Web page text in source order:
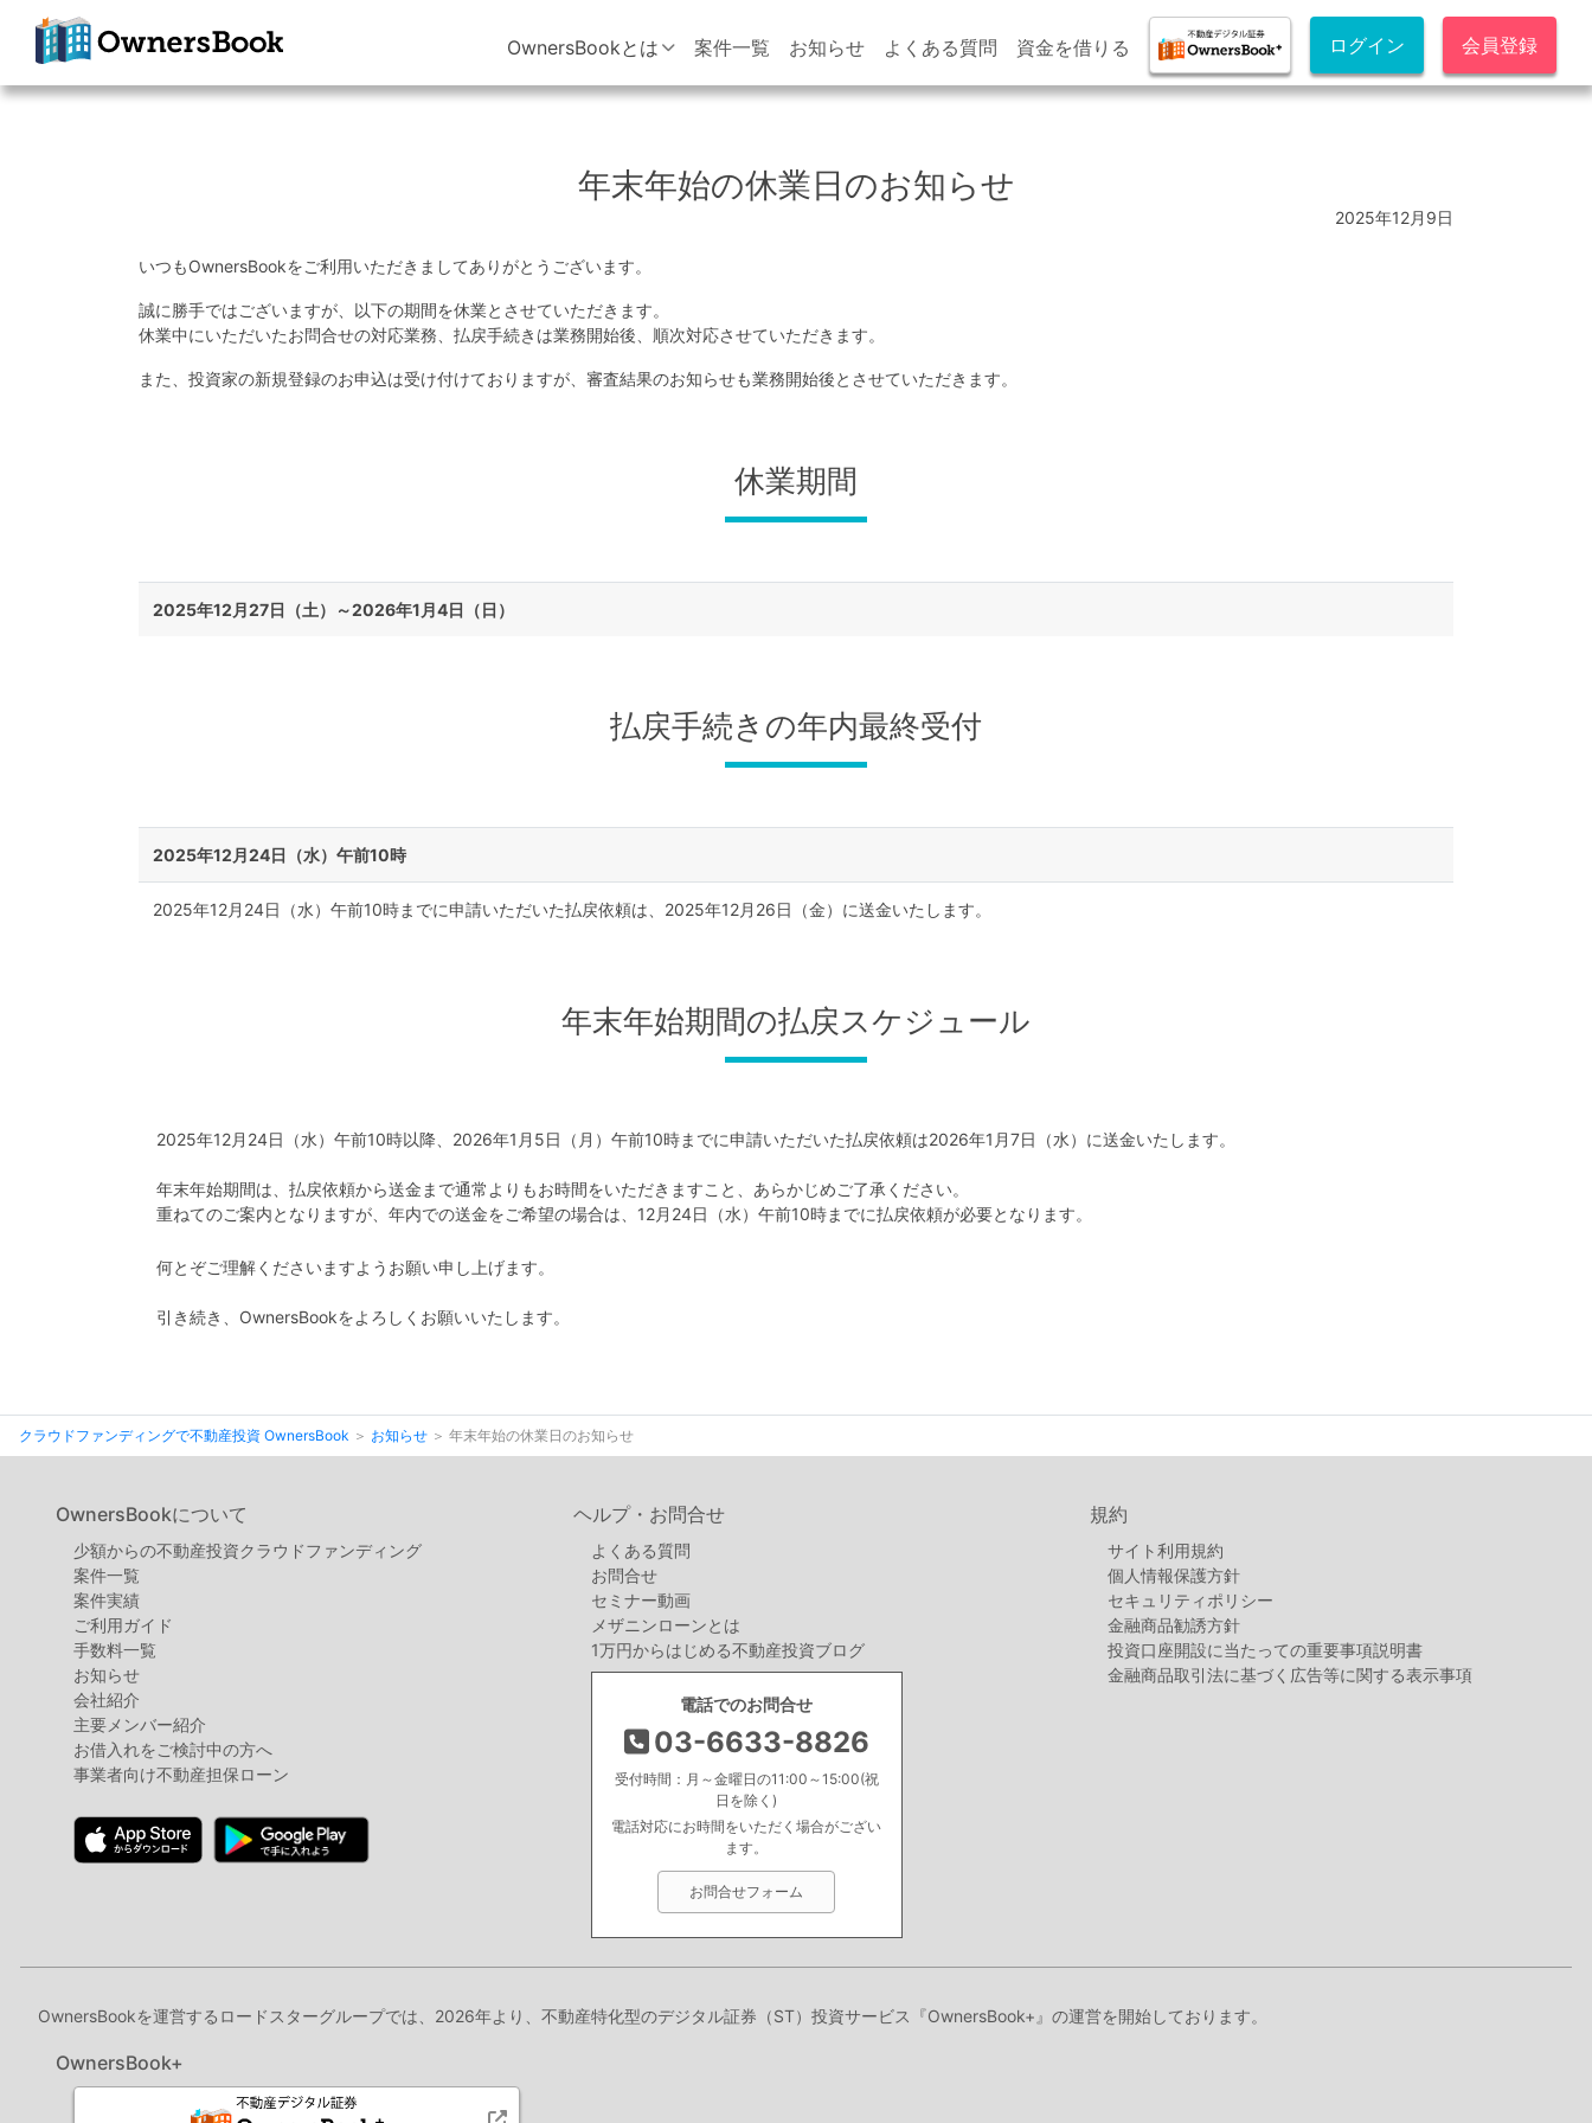
クラウドファン
OwnersBookとは 案件一覧 お知らせ よくある質問 資金を借りる ログイン 会員登録
年末年始の休業日のお知らせ
2025年12月9日
いつもOwnersBookをご利用いただきましてありがとうございます。
誠に勝手ではございますが、以下の期間を休業とさせていただきます。
休業中にいただいたお問合せの対応業務、払戻手続きは業務開始後、順次対応させていただきます。
また、投資家の新規登録のお申込は受け付けておりますが、審査結果のお知らせも業務開始後とさせていただきます。
休業期間
2025年12月27日（土）～2026年1月4日（日）
払戻手続きの年内最終受付
2025年12月24日（水）午前10時
2025年12月24日（水）午前10時までに申請いただいた払戻依頼は、2025年12月26日（金）に送金いたします。
年末年始期間の払戻スケジュール
2025年12月24日（水）午前10時以降、2026年1月5日（月）午前10時までに申請いただいた払戻依頼は2026年1月7日（水）に送金いたします。
年末年始期間は、払戻依頼から送金まで通常よりもお時間をいただきますこと、あらかじめご了承ください。
重ねてのご案内となりますが、年内での送金をご希望の場合は、12月24日（水）午前10時までに払戻依頼が必要となります。
何とぞご理解くださいますようお願い申し上げます。
引き続き、OwnersBookをよろしくお願いいたします。
クラウドファンディングで不動産投資 OwnersBook お知らせ 年末年始の休業日のお知らせ
OwnersBookについて
少額からの不動産投資クラウドファンディング
案件⼀覧
案件実績
ご利用ガイド
手数料一覧
お知らせ
会社紹介
主要メンバー紹介
お借入れをご検討中の方へ
事業者向け不動産担保ローン
ヘルプ・お問合せ
よくある質問
お問合せ
セミナー動画
メザニンローンとは
1万円からはじめる不動産投資ブログ
電話でのお問合せ
03-6633-8826
受付時間：月～金曜日の11:00～15:00(祝
日を除く)
電話対応にお時間をいただく場合がござい
ます。
お問合せフォーム
規約
サイト利用規約
個人情報保護方針
セキュリティポリシー
金融商品勧誘方針
投資口座開設に当たっての重要事項説明書
金融商品取引法に基づく広告等に関する表示事項
OwnersBookを運営するロードスターグループでは、2026年より、不動産特化型のデジタル証券（ST）投資サービス『OwnersBook+』の運営を開始しております。
OwnersBook+